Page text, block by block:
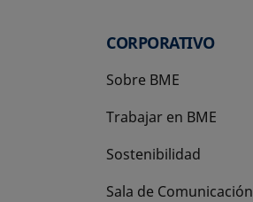
CORPORATIVO
Sobre BME
Trabajar en BME
Sostenibilidad
Sala de Comunicación